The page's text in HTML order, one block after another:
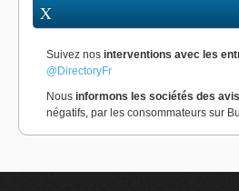
X
Suivez nos interventions avec les
@DirectoryFr
Nous informons les sociétés des
négatifs, par les consommateurs sur